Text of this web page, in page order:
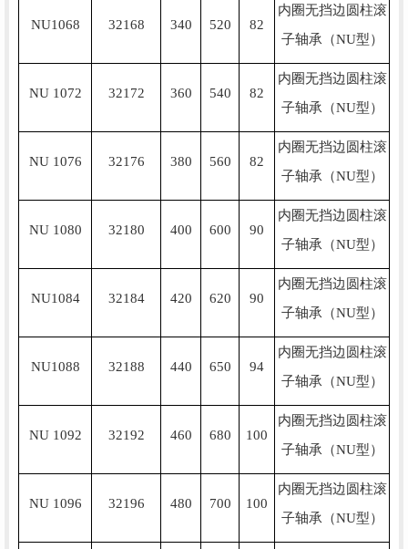
NU1068 32168 340 520 82
内圈无挡边圆柱滚
子轴承（NU型）
NU 1072 32172 360 540 82
内圈无挡边圆柱滚
子轴承（NU型）
NU 1076 32176 380 560 82
内圈无挡边圆柱滚
子轴承（NU型）
NU 1080 32180 400 600 90
内圈无挡边圆柱滚
子轴承（NU型）
NU1084 32184 420 620 90
内圈无挡边圆柱滚
子轴承（NU型）
NU1088 32188 440 650 94
内圈无挡边圆柱滚
子轴承（NU型）
NU 1092 32192 460 680 100
内圈无挡边圆柱滚
子轴承（NU型）
NU 1096 32196 480 700 100
内圈无挡边圆柱滚
子轴承（NU型）